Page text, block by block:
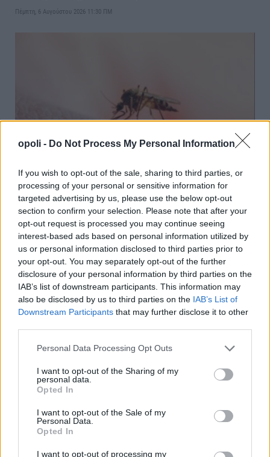
opoli - Do Not Process My Personal Information
If you wish to opt-out of the sale, sharing to third parties, or
processing of your personal or sensitive information for
targeted advertising by us, please use the below opt-out
section to confirm your selection. Please note that after your
opt-out request is processed you may continue seeing
interest-based ads based on personal information utilized by
us or personal information disclosed to third parties prior to
your opt-out. You may separately opt-out of the further
disclosure of your personal information by third parties on the
IAB’s list of downstream participants. This information may
also be disclosed by us to third parties on the IAB’s List of
Downstream Participants that may further disclose it to other
Personal Data Processing Opt Outs
I want to opt-out of the Sharing of my
personal data.
Opted In
I want to opt-out of the Sale of my
Personal Data.
Opted In
I want to opt-out of processing my
Πέμπτη, 6 Αυγούστου 2026 11:30 ΠΜ
Ιός του Δυτικού Νείλου: Στις περιοχές υψηλού
κινδύνου και η Νάουσα – Αυξάνονται τα κρούσματα
στη χώρα
τη Νάουσα για την προετοιμασία της
Πέμπτη, 16 Ιουλίου 2026 9:36 ΠΜ